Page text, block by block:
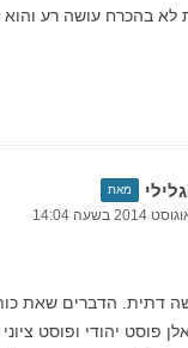
לא בהכרח עושה רע והוא
מאת
דתית. הדברים שאת
יהודי ופוסט ציוני